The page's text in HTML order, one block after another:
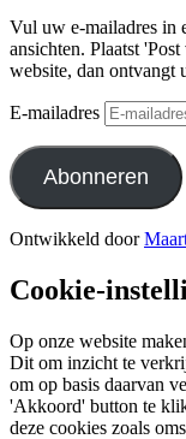
Vul uw e-mailadres in
ansichten. Plaatst
website, dan ontvangt
E-mailadres
Abonneren
Ontwikkeld door
Cookie-
Op onze website
Dit om inzicht te
om op basis daarvan
'Akkoord' button te
deze cookies zoals